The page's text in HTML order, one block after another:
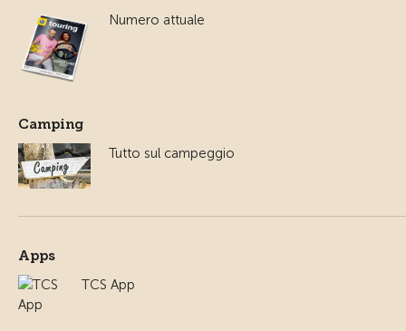
Numero attuale
Camping
Tutto sul campeggio
Apps
TCS App